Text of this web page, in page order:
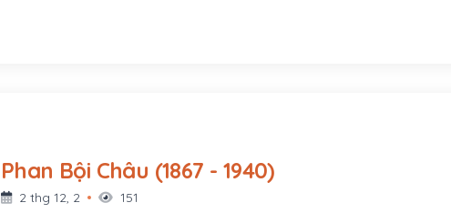
Phan Bội Châu (1867 - 1940)
2 thg 12, 2 151